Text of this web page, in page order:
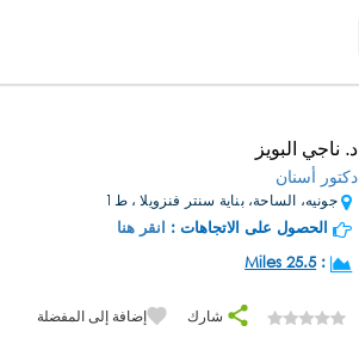
د. ناجي البويز
دكتور أسنان
جونيه، الساحة، بناية سنتر فنزويلا ، ط1
الحصول على الاتجاهات : انقر هنا
:
25.5 Miles
شارك إضافة إلى المفضلة